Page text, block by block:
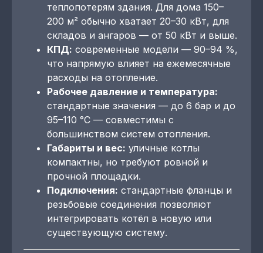
теплопотерям здания. Для дома 150–
200 м² обычно хватает 20–30 кВт, для
складов и ангаров — от 50 кВт и выше.
КПД: современные модели — 90–94 %,
что напрямую влияет на ежемесячные
расходы на отопление.
Рабочее давление и температура:
стандартные значения — до 6 бар и до
95–110 °C — совместимы с
большинством систем отопления.
Габариты и вес: уличные котлы
компактны, но требуют ровной и
прочной площадки.
Подключения: стандартные фланцы и
резьбовые соединения позволяют
интегрировать котёл в новую или
существующую систему.